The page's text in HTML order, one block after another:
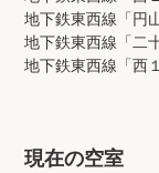
高級賃貸物件コラム
高級賃貸物件トピッ
商標について
地下鉄東西線「円
地下鉄東西線「二
地下鉄東西線「西
現在の空室